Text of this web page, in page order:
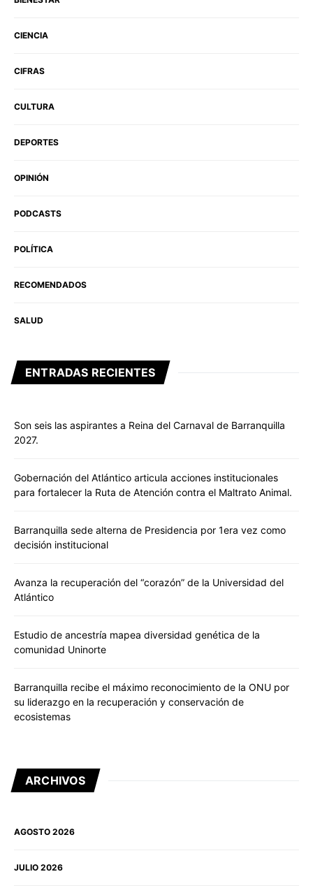
CIENCIA
CIFRAS
CULTURA
DEPORTES
OPINIÓN
PODCASTS
POLÍTICA
RECOMENDADOS
SALUD
ENTRADAS RECIENTES
Son seis las aspirantes a Reina del Carnaval de Barranquilla
2027.
Gobernación del Atlántico articula acciones institucionales
para fortalecer la Ruta de Atención contra el Maltrato Animal.
Barranquilla sede alterna de Presidencia por 1era vez como
decisión institucional
Avanza la recuperación del “corazón” de la Universidad del
Atlántico
Estudio de ancestría mapea diversidad genética de la
comunidad Uninorte
Barranquilla recibe el máximo reconocimiento de la ONU por
su liderazgo en la recuperación y conservación de
ecosistemas
ARCHIVOS
AGOSTO 2026
JULIO 2026